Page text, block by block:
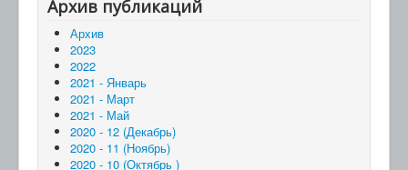
Архив публикаций
Архив
2023
2022
2021 - Январь
2021 - Март
2021 - Май
2020 - 12 (Декабрь)
2020 - 11 (Ноябрь)
2020 - 10 (Октябрь )